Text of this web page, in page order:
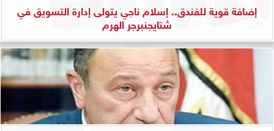
إضافة قوية للفندق.. إسلام ناجي يتولى إدارة التسويق في
شتايجنبرجر الهرم